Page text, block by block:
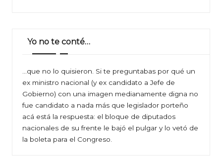
Yo no te conté…
…que no lo quisieron. Si te preguntabas por qué un
ex ministro nacional (y ex candidato a Jefe de
Gobierno) con una imagen medianamente digna no
fue candidato a nada más que legislador porteño
acá está la respuesta: el bloque de diputados
nacionales de su frente le bajó el pulgar y lo vetó de
la boleta para el Congreso.